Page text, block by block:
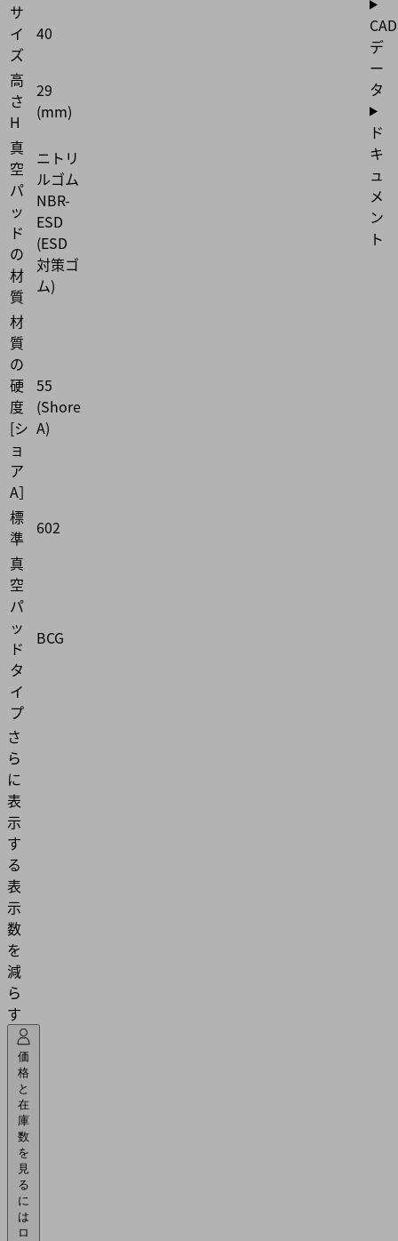
サ
イ
ズ
40
高
さ
H
29
(mm)
真
空
パ
ッ
ド
の
材
質
ニトリ
ルゴム
NBR-
ESD
(ESD
対策ゴ
ム)
材
質
の
硬
度
[シ
ョ
ア
A］
55
(Shore
A)
標
準
602
真
空
パ
ッ
ド
タ
イ
プ
BCG
さ
ら
に
表
示
す
る
表
示
数
を
減
ら
す
価
格
と
在
庫
数
を
見
る
に
は
ロ
CAD
デ
ー
タ
ド
キ
ュ
メ
ン
ト